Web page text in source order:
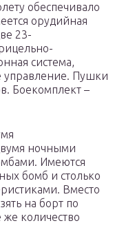
обеспечивало
орудийная
23-
система,
управление. Пушки
Боекомплект –
ночными
Имеются
бомб и столько
Вместо
на борт по
количество